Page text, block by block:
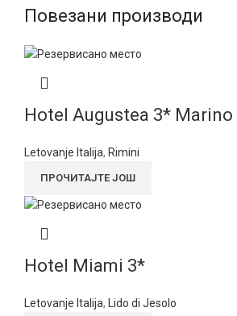
Повезани производи
Hotel Augustea 3* Marino
Letovanje Italija, Rimini
ПРОЧИТАЈТЕ ЈОШ
Hotel Miami 3*
Letovanje Italija, Lido di Jesolo